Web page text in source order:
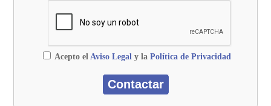
Acepto el Aviso Legal y la Política de Privacidad